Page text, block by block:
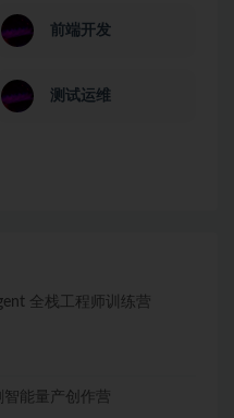
前端开发
测试运维
全栈工程师训练营
能量产创作营